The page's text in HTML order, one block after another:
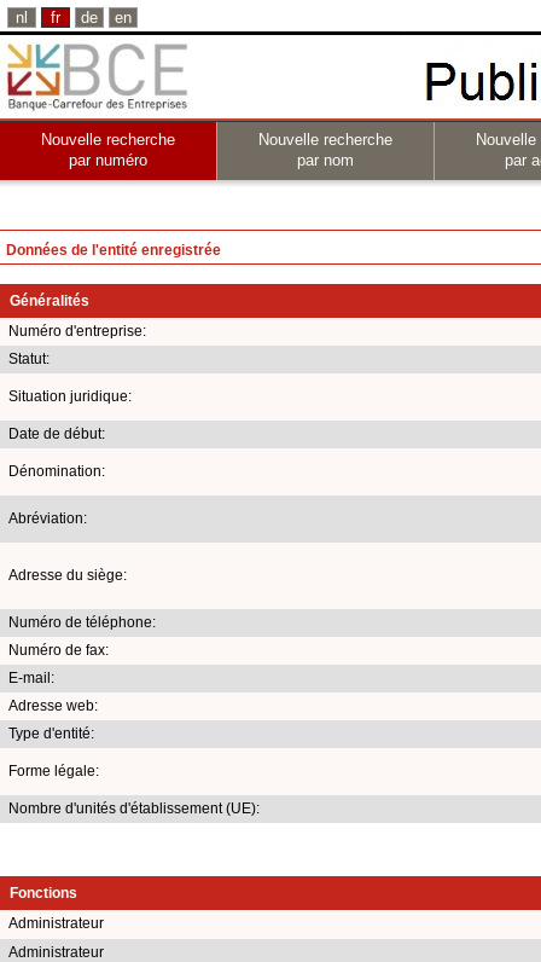
nl fr de en
Nouvelle recherche
par numéro
Nouvelle recherche
par nom
par
Données de l'entité enregistrée
Généralités
Numéro d'entreprise:
Statut:
Situation juridique:
Date de début:
Dénomination:
Abréviation:
Adresse du siège:
Numéro de téléphone:
Numéro de fax:
E-mail:
Adresse web:
Type d'entité:
Forme légale:
Nombre d'unités d'établissement (UE):
Fonctions
Administrateur
Administrateur